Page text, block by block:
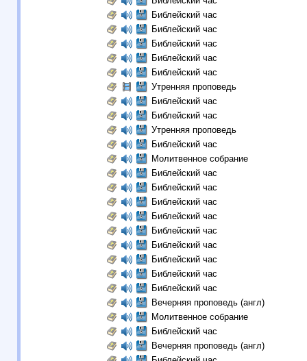
Библейский час
Библейский час
Библейский час
Библейский час
Библейский час
Утренняя проповедь
Библейский час
Библейский час
Утренняя проповедь
Библейский час
Молитвенное собрание
Библейский час
Библейский час
Библейский час
Библейский час
Библейский час
Библейский час
Библейский час
Библейский час
Библейский час
Вечерняя проповедь (англ)
Молитвенное собрание
Библейский час
Вечерняя проповедь (англ)